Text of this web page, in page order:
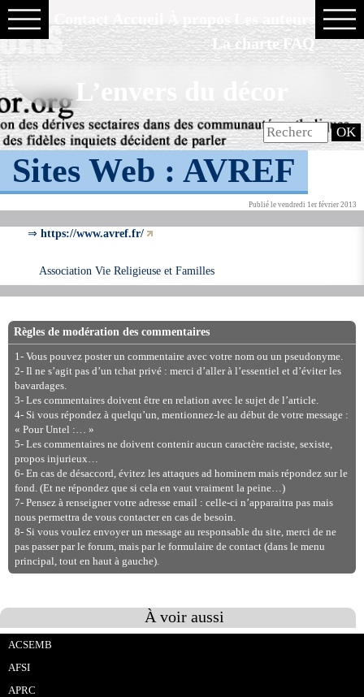
La charte FAQ
L’envers du décor
Sites Web :AVREF
Publié le vendredi 1er février 2013
⇒https://www.avref.fr/
Association Vie Religieuse et Familles
Règles de modération des commentaires
1- Vous pouvez poster un commentaire avec votre nom ou un pseudonyme.
2- Il ne s’agit pas d’un tchat privé : merci d’aller à l’essentiel et d’éviter les
bavardages.
3- Les commentaires doivent être en relation avec le sujet de l’article.
4- Si vous répondez à quelqu’un, mentionnez-le au début de votre message :
« Pour Untel :… »
5- Les commentaires ne doivent contenir aucun caractère raciste, sexiste,
propos injurieux…
6- En cas de désaccord, évitez les attaques ad hominem mais répondez sur le
fond. (Et ne répondez que si cela en vaut vraiment la peine…)
7- Pensez à renseigner votre adresse email : celle-ci n’apparaitra pas mais
nous permettra de vous contacter en cas de besoin.
8- Si vous voulez envoyer un message au responsable du site, merci de ne
pas passer par le forum, mais par le formulaire de contact (dans le menu
principal, tout en haut à gauche).
À voir aussi
ACSEMB
AFSI
APRC